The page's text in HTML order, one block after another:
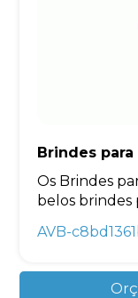
Brindes
Os Brindes
belos brindes
AVB-